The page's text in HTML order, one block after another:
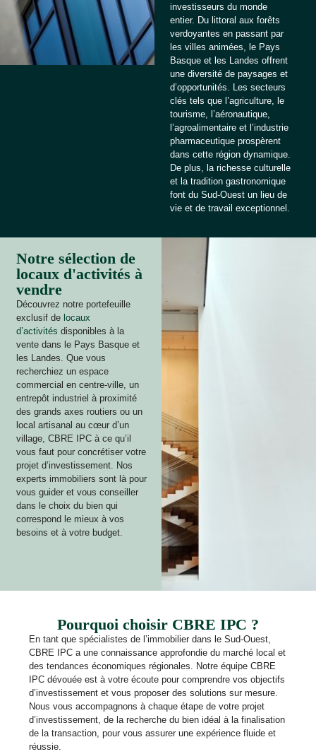
investisseurs du monde
entier. Du littoral aux forêts
verdoyantes en passant par
les villes animées, le Pays
Basque et les Landes offrent
une diversité de paysages et
d’opportunités. Les secteurs
clés tels que l’agriculture, le
tourisme, l’aéronautique,
l’agroalimentaire et l’industrie
pharmaceutique prospèrent
dans cette région dynamique.
De plus, la richesse culturelle
et la tradition gastronomique
font du Sud-Ouest un lieu de
vie et de travail exceptionnel.
Notre sélection de
locaux d'activités à
vendre
Découvrez notre portefeuille
exclusif de locaux
d’activités disponibles à la
vente dans le Pays Basque et
les Landes. Que vous
recherchiez un espace
commercial en centre-ville, un
entrepôt industriel à proximité
des grands axes routiers ou un
local artisanal au cœur d’un
village, CBRE IPC à ce qu’il
vous faut pour concrétiser votre
projet d’investissement. Nos
experts immobiliers sont là pour
vous guider et vous conseiller
dans le choix du bien qui
correspond le mieux à vos
besoins et à votre budget.
Pourquoi choisir CBRE IPC ?
En tant que spécialistes de l’immobilier dans le Sud-Ouest,
CBRE IPC a une connaissance approfondie du marché local et
des tendances économiques régionales. Notre équipe CBRE
IPC dévouée est à votre écoute pour comprendre vos objectifs
d’investissement et vous proposer des solutions sur mesure.
Nous vous accompagnons à chaque étape de votre projet
d’investissement, de la recherche du bien idéal à la finalisation
de la transaction, pour vous assurer une expérience fluide et
réussie.